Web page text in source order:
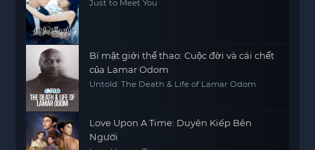
Just to Meet You
Bí mật giới thể thao: Cuộc đời và cái chết
của Lamar Odom
Untold: The Death & Life of Lamar Odom
Love Upon A Time: Duyên Kiếp Bên
Người